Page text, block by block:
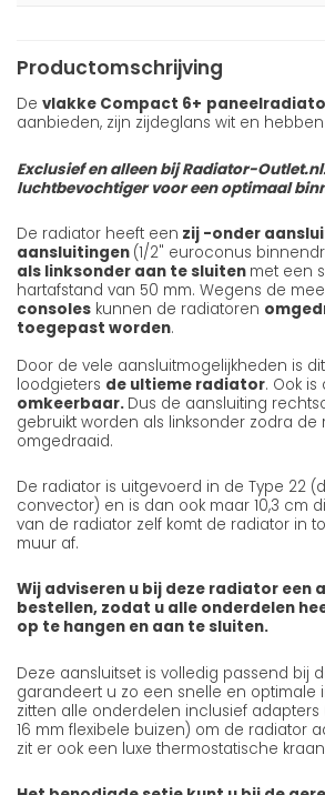
Productomschrijving
De vlakke Compact 6+
aanbieden, zijn zijdeglans wit en hebben
Exclusief en alleen bij Radiator-
luchtbevochtiger voor een optimaal
De radiator heeft een zij -onder
aansluitingen (1/2" euroconus
als linksonder aan te sluiten met een
hartafstand van 50 mm. Wegens de
consoles kunnen de radiatoren
toegepast worden.
Door de vele aansluitmogelijkheden is
loodgieters de ultieme radiator. Ook
omkeerbaar. Dus de aansluiting
gebruikt worden als linksonder zodra de
omgedraaid.
De radiator is uitgevoerd in de Type 22
convector) en is dan ook maar 10,3 cm
van de radiator zelf komt de radiator in
muur af.
Wij adviseren u bij deze radiator een
bestellen, zodat u alle onderdelen
op te hangen en aan te sluiten.
Deze aansluitset is volledig passend bij
garandeert u zo een snelle en optimale
zitten alle onderdelen inclusief adapters
16 mm flexibele buizen) om de radiator
zit er ook een luxe thermostatische